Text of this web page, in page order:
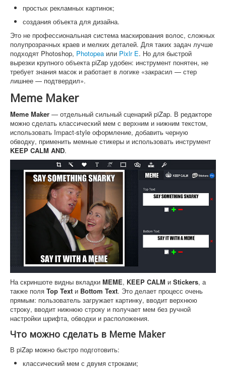
простых рекламных картинок;
создания объекта для дизайна.
Это не профессиональная система маскирования волос, сложных
полупрозрачных краев и мелких деталей. Для таких задач лучше
подходят Photoshop, Photopea или Pixlr E. Но для быстрой
вырезки крупного объекта piZap удобен: инструмент понятен, не
требует знания масок и работает в логике «закрасил — стер
лишнее — подтвердил».
Meme Maker
Meme Maker — отдельный сильный сценарий piZap. В редакторе
можно сделать классический мем с верхним и нижним текстом,
использовать Impact-style оформление, добавить черную
обводку, применить мемные стикеры и использовать инструмент
KEEP CALM AND.
На скриншоте видны вкладки MEME, KEEP CALM и Stickers, а
также поля Top Text и Bottom Text. Это делает процесс очень
прямым: пользователь загружает картинку, вводит верхнюю
строку, вводит нижнюю строку и получает мем без ручной
настройки шрифта, обводки и расположения.
Что можно сделать в Meme Maker
В piZap можно быстро подготовить:
классический мем с двумя строками;